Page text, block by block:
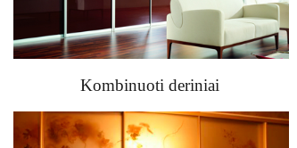
Kombinuoti deriniai